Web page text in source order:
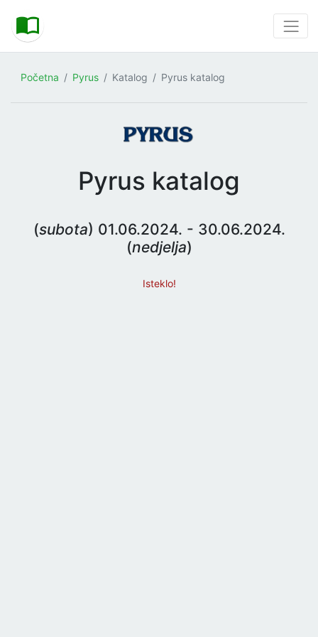
Početna Pyrus Katalog Pyrus katalog
Pyrus katalog
(subota) 01.06.2024. - 30.06.2024.
(nedjelja)
Isteklo!